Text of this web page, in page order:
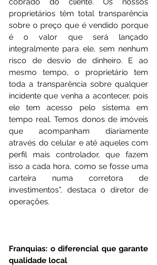
proprietários têm total transparência
sobre o preço que é vendido porque
é o valor que será lançado
integralmente para ele, sem nenhum
risco de desvio de dinheiro. E ao
mesmo tempo, o proprietário tem
toda a transparência sobre qualquer
incidente que venha a acontecer, pois
ele tem acesso pelo sistema em
tempo real. Temos donos de imóveis
que acompanham diariamente
através do celular e até aqueles com
perfil mais controlador, que fazem
isso a cada hora, como se fosse uma
carteira numa corretora de
investimentos”, destaca o diretor de
operações.
Franquias: o diferencial que garante
qualidade local